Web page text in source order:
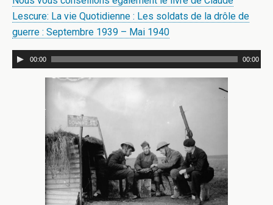
Lescure: La vie Quotidienne : Les soldats de la drôle de
guerre : Septembre 1939 – Mai 1940
00:00 00:00